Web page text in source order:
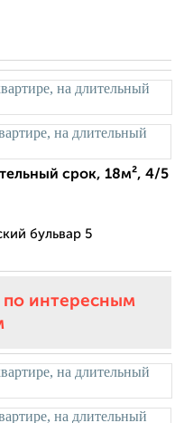
срок, 18м², 4/5
бульвар 5
по интересным